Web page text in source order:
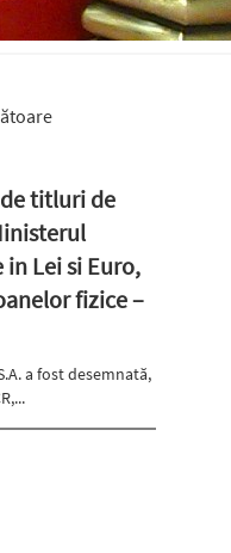
titluri de
Lei si Euro,
fizice –
a fost desemnată,